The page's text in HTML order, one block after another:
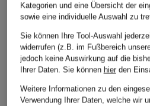
Kategorien und eine Übersicht der
sowie eine individuelle Auswahl zu
Sie können Ihre Tool-Auswahl
widerrufen (z.B. im Fußbereich
jedoch keine Auswirkung auf die
Ihrer Daten. Sie können hierden
Weitere Informationen zu den
Verwendung Ihrer Daten, welche wir